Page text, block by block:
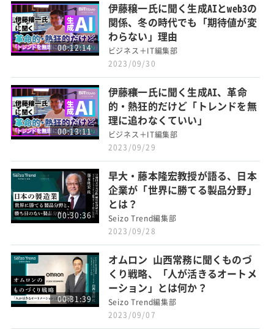
00:12:14
伊藤穣一氏に聞く生成AIとweb3の
関係、冬の時代でも「期待値が変
わらない」理由
ビジネス＋IT編集部
2023/09/30
00:13:11
伊藤穰一氏に聞く生成AI、革命
的・熱狂的だけど「トレンドを無
理に追わなくていい」
ビジネス＋IT編集部
2023/09/29
00:30:36
早大・藤本隆宏教授が語る、日本
企業が「世界に勝てる製品分野」
とは？
Seizo Trend編集部
2023/09/28
00:31:39
オムロン 山西常務に聞くものづ
くり戦略、「人が活きるオートメ
ーション」とは何か？
Seizo Trend編集部
2023/09/07